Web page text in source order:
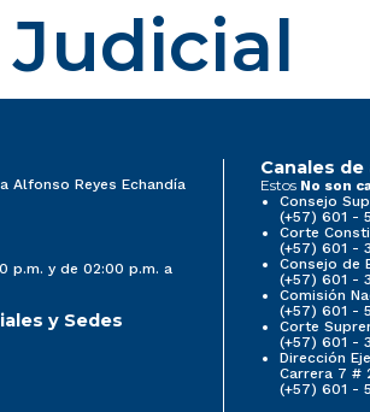
Judicial
Alfonso Reyes Echandía
p.m. y de 02:00 p.m. a
y Sedes
Canales
Estos No son
Consejo
(+57) 601 -
Corte
(+57) 601 -
Consejo de
(+57) 601 -
Comisión
(+57) 601 -
Corte
(+57) 601 -
Dirección
Carrera 7 #
(+57) 601 -